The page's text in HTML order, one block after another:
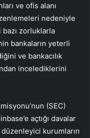
ve ofis alanı
nedeniyle
zorluklarla
bankaların yeterli
ve bankacılık
incelediklerini
(SEC)
açtığı davalar
kurumların